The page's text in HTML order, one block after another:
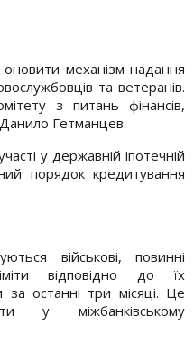
механізм надання
та ветеранів.
з питань фінансів,
Данило Гетманцев.
у державній іпотечній
порядок кредитування
військові, повинні
відповідно до їх
за останні три місяці. Це
у міжбанківському